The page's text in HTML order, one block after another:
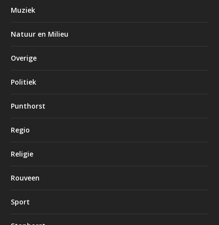
Muziek
Natuur en Milieu
Overige
Politiek
Punthorst
Regio
Religie
Rouveen
Sport